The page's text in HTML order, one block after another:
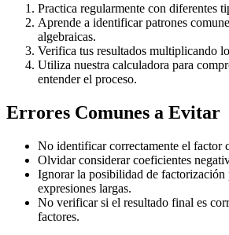
Practica regularmente con diferentes
Aprende a identificar patrones
algebraicas.
Verifica tus resultados multiplicando
Utiliza nuestra calculadora para
entender el proceso.
Errores Comunes a Evitar
No identificar correctamente el factor
Olvidar considerar coeficientes
Ignorar la posibilidad de factorización
expresiones largas.
No verificar si el resultado final es
factores.